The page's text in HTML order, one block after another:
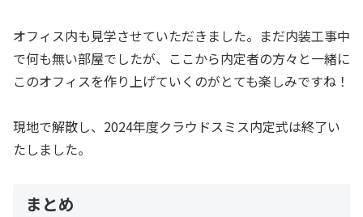
オフィス内も見学させていただきました。まだ内装工事中
で何も無い部屋でしたが、ここから内定者の方々と一緒に
このオフィスを作り上げていくのがとても楽しみですね！
現地で解散し、2024年度クラウドスミス内定式は終了い
たしました。
まとめ